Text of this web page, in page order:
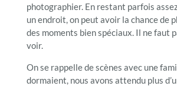
photographier. En restant parfois
un endroit, on peut avoir la chance de
des moments bien spéciaux. Il ne faut
voir.
On se rappelle de scènes avec une
dormaient, nous avons attendu plus